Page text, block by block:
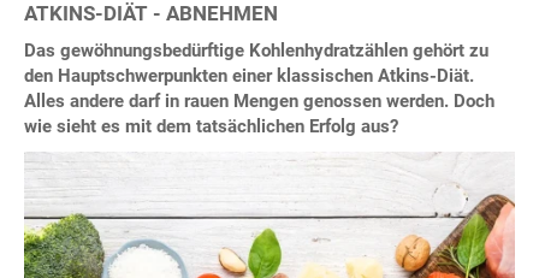
ATKINS-DIÄT - ABNEHMEN
Das gewöhnungsbedürftige Kohlenhydratzählen gehört zu
den Hauptschwerpunkten einer klassischen Atkins-Diät.
Alles andere darf in rauen Mengen genossen werden. Doch
wie sieht es mit dem tatsächlichen Erfolg aus?